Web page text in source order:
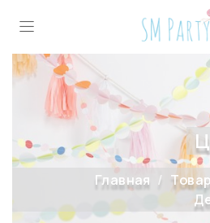
Главная